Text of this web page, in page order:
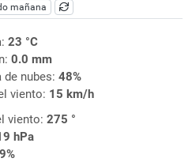
mañana
23 °C
0.0 mm
de nubes: 48%
viento: 15 km/h
viento: 275 °
hPa